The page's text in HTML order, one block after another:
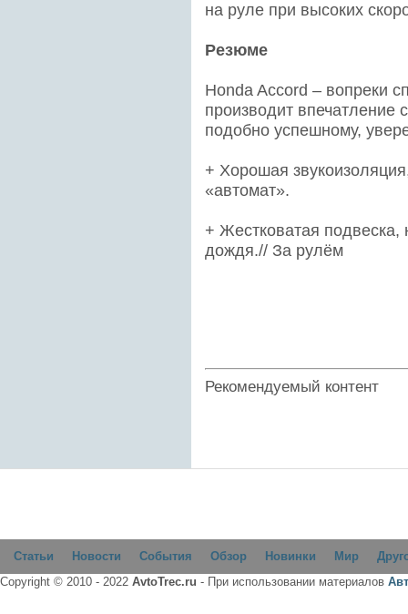
на руле при высоких
Резюме
Honda Accord – вопреки
производит впечатление
подобно успешному,
+ Хорошая
«автомат».
+ Жестковатая подвеска,
дождя.// За рулём
Рекомендуемый контент
Статьи Новости События Обзор Новинки Мир
Copyright © 2010 - 2022 AvtoTrec.ru - При использовании материалов